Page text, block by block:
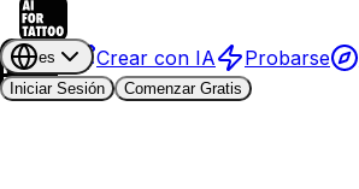
Crear con IA Probarse
es
Iniciar Sesión
Comenzar Gratis